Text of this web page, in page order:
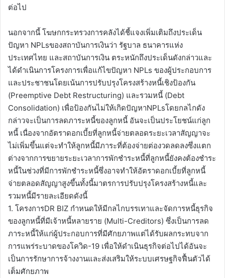
ต่อไป
นอกจากนี้ โฆษกกระทรวงการคลังได้ชี้แจงเพิ่มเติมถึงประเด็น
ปัญหา NPLsของสถาบันการเงินว่า รัฐบาล ธนาคารแห่ง
ประเทศไทย และสถาบันการเงิน ตระหนักถึงประเด็นดังกล่าวและ
ได้ดำเนินการโครงการเพื่อแก้ไขปัญหา NPLs ของผู้ประกอบการ
และประชาชนโดยเน้นการปรับปรุงโครงสร้างหนี้เชิงป้องกัน
(Preemptive Debt Restructuring) และรวมหนี้ (Debt
Consolidation) เพื่อป้องกันไม่ให้เกิดปัญหาNPLsโดยกลไกดัง
กล่าวจะเป็นการลดภาระหนี้ของลูกหนี้ อันจะเป็นประโยชน์แก่ลูก
หนี้ เนื่องจากอัตราดอกเบี้ยที่ลูกหนี้จ่ายตลอดระยะเวลาสัญญาจะ
ไม่เพิ่มขึ้นแต่จะทำให้ลูกหนี้มีภาระที่ต้องจ่ายต่องวดลดลงซึ่งแตก
ต่างจากการขยายระยะเวลาการพักชำระหนี้ที่ลูกหนี้ยังคงต้องชำระ
หนี้ในช่วงที่มีการพักชำระหนี้ซึ่งอาจทำให้อัตราดอกเบี้ยที่ลูกหนี้
จ่ายตลอดสัญญาสูงขึ้นทั้งนี้มาตรการปรับปรุงโครงสร้างหนี้และ
รวมหนี้มีรายละเอียดดังนี้
1. โครงการDR BIZ กำหนดให้มีกลไกบรรเทาและจัดการหนี้ธุรกิจ
ของลูกหนี้ที่มีเจ้าหนี้หลายราย (Multi-Creditors) ซึ่งเป็นการลด
ภาระหนี้ให้แก่ผู้ประกอบการที่มีศักยภาพแต่ได้รับผลกระทบจาก
การแพร่ระบาดของโควิด-19 เพื่อให้ดำเนินธุรกิจต่อไปได้อันจะ
เป็นการรักษาการจ้างงานและส่งเสริมให้ระบบเศรษฐกิจฟื้นตัวได้
เต็มศักยภาพ